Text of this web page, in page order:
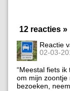
12 reacties »
Reactie
02-03-
“Meestal fiets
om mijn zoontje
bezoeken,